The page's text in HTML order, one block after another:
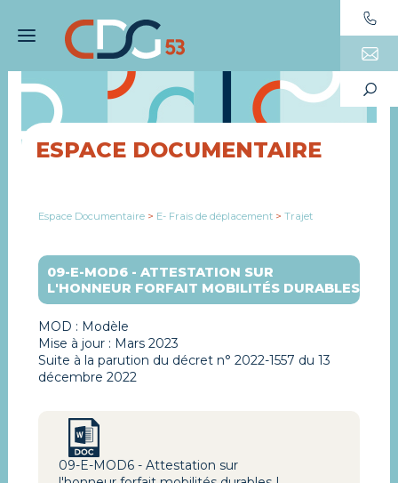
ESPACE DOCUMENTAIRE
Espace Documentaire > E- Frais de déplacement > Trajet
09-E-MOD6 - ATTESTATION SUR
L'HONNEUR FORFAIT MOBILITÉS DURABLES
MOD : Modèle
Mise à jour : Mars 2023
Suite à la parution du décret n° 2022-1557 du 13
décembre 2022
09-E-MOD6 - Attestation sur